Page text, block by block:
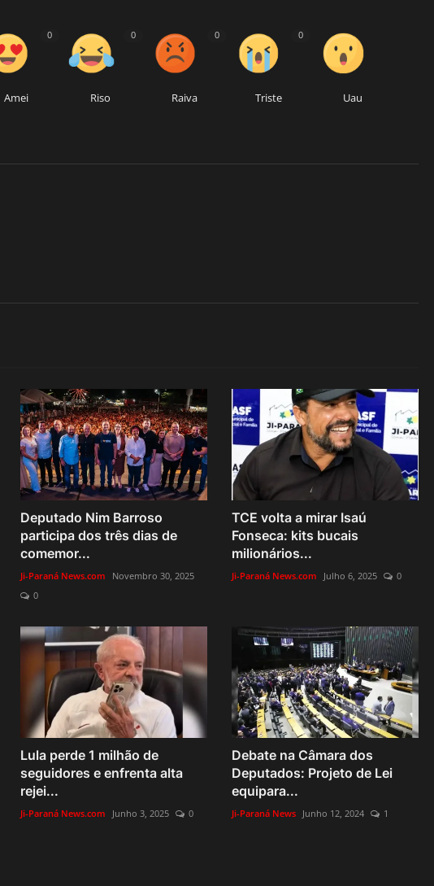
Amei
0
Riso
0
Raiva
0
Triste
0
Uau
Deputado Nim Barroso
participa dos três dias de
comemor...
Ji-Paraná News.com
Novembro 30, 2025
0
TCE volta a mirar Isaú
Fonseca: kits bucais
milionários...
Ji-Paraná News.com Julho 6, 2025 0
Lula perde 1 milhão de
seguidores e enfrenta alta
rejei...
Ji-Paraná News.com Junho 3, 2025 0
Debate na Câmara dos
Deputados: Projeto de Lei
equipara...
Ji-Paraná News Junho 12, 2024 1